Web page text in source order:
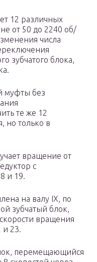
12 различных
от 50 до 2240 об/
числа
зубчатого блока,
муфты без
те же 12
но только в
вращение от
с
и 19.
на валу IX, по
зубчатый блок,
вращения
и 23.
перемещающийся